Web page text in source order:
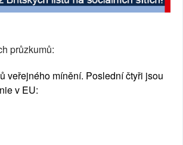
průzkumů:
veřejného mínění. Poslední čtyři jsou
v EU: